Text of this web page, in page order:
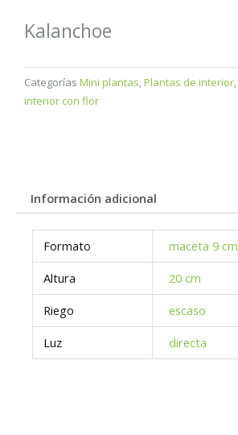
Kalanchoe
Categorías Mini plantas,Plantas de interior,
interior con flor
Información adicional
Formato
maceta 9 cm
Altura
20 cm
Riego
escaso
Luz
directa